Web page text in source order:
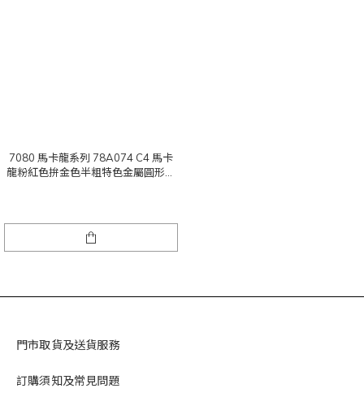
7080 馬卡龍系列 78A074 C4 馬卡
龍粉紅色拚金色半粗特色金屬圓形鏡
門市取貨及送貨服務
訂購須知及常見問題